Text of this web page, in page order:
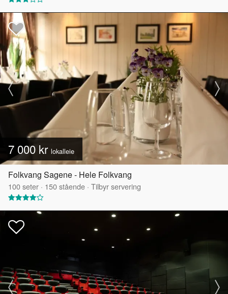
7 000 kr lokalleie
Folkvang Sagene - Hele Folkvang
100seter · 150stående · Tilbyr servering